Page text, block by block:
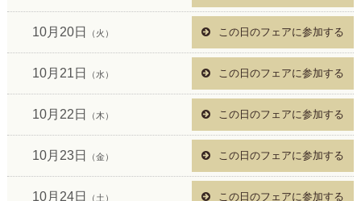
10月20日 （火） この日のフェアに参加する
10月21日 （水） この日のフェアに参加する
10月22日 （木） この日のフェアに参加する
10月23日 （金） この日のフェアに参加する
10月24日 （土） この日のフェアに参加する